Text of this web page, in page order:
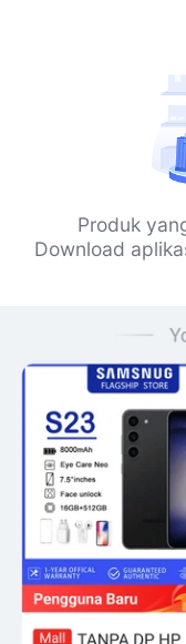
Produk
Download